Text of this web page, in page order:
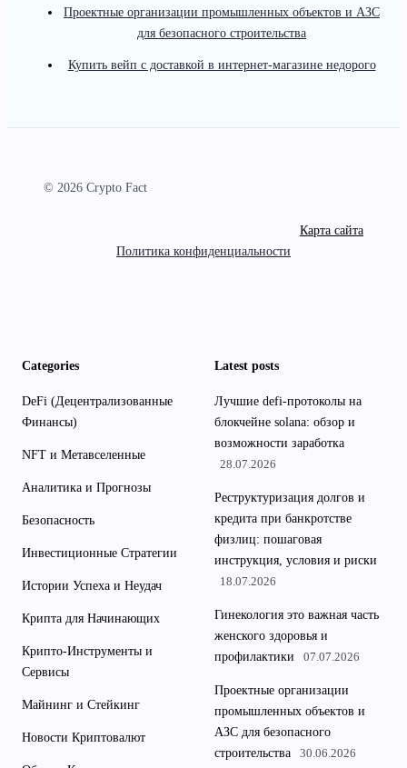
Проектные организации промышленных объектов и АЗС
для безопасного строительства
Купить вейп с доставкой в интернет-магазине недорого
© 2026 Crypto Fact
Карта сайта
Политика конфиденциальности
Categories
DeFi (Децентрализованные
Финансы)
NFT и Метавселенные
Аналитика и Прогнозы
Безопасность
Инвестиционные Стратегии
Истории Успеха и Неудач
Крипта для Начинающих
Крипто-Инструменты и
Сервисы
Майнинг и Стейкинг
Новости Криптовалют
Latest posts
Лучшие defi-протоколы на
блокчейне solana: обзор и
возможности заработка
28.07.2026
Реструктуризация долгов и
кредита при банкротстве
физлиц: пошаговая
инструкция, условия и риски
18.07.2026
Гинекология это важная часть
женского здоровья и
профилактики
07.07.2026
Проектные организации
промышленных объектов и
АЗС для безопасного
строительства
30.06.2026